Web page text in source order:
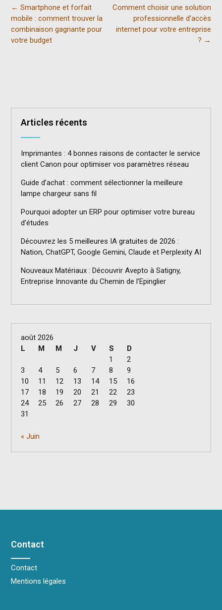
Post
navigation
Comment choisir une solution
professionnelle d’accès
internet pour votre entreprise
? →
← Smartphone et forfait
mobile : comment trouver la
combinaison gagnante pour
votre budget
Articles récents
Imprimantes : 4 bonnes raisons de contacter le service
client Canon pour optimiser vos paramètres réseau
Guide d’achat : comment sélectionner la meilleure
lampe chargeur sans fil
Pourquoi adopter un ERP pour optimiser votre bureau
d’études
Découvrez les 5 meilleures IA gratuites de 2026 :
Nation, ChatGPT, Google Gemini, Claude et Perplexity AI
Nouveaux Matériaux : Découvrir Avepto à Satigny,
Entreprise Innovante du Chemin de l’Epinglier
août 2026
L
M M J V S
D
1
2
3
4 5 6 7 8
9
10
11 12 13 14 15
16
17
18 19 20 21 22
23
24
25 26 27 28 29
30
31
« Juin
Contact
Contact
Mentions légales